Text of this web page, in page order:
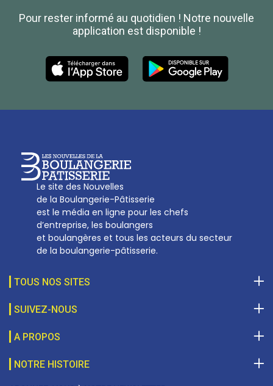
Pour rester informé au quotidien ! Notre nouvelle
application est disponible !
Le site des Nouvelles
de la Boulangerie-Pâtisserie
est le média en ligne pour les chefs
d’entreprise, les boulangers
et boulangères et tous les acteurs du secteur
de la boulangerie-pâtisserie.
TOUS NOS SITES
Boulanger de France
SUIVEZ-NOUS
A PROPOS
Les Nouvelles de la Boulangerie-Pâtisserie Française
27, av d’Eylau - 75782 Paris Cédex 16
01 53 70 16 25
NOTRE HISTOIRE